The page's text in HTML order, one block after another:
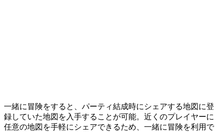
一緒に冒険をすると、パーティ結成時にシェアする地図に登
録していた地図を入手することが可能。近くのプレイヤーに
任意の地図を手軽にシェアできるため、一緒に冒険を利用で